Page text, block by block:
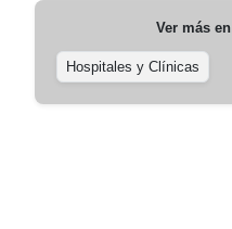
Ver más en
Hospitales y Clínicas